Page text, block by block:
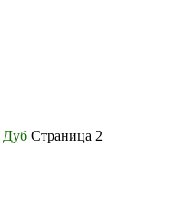
Дуб Страница 2